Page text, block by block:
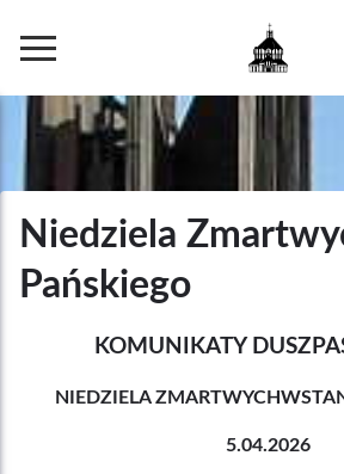
do
treści
Główna
nawigacja
Niedziela
Pańskiego
KOMUNIKATY
NIEDZIELA
5.04.2026